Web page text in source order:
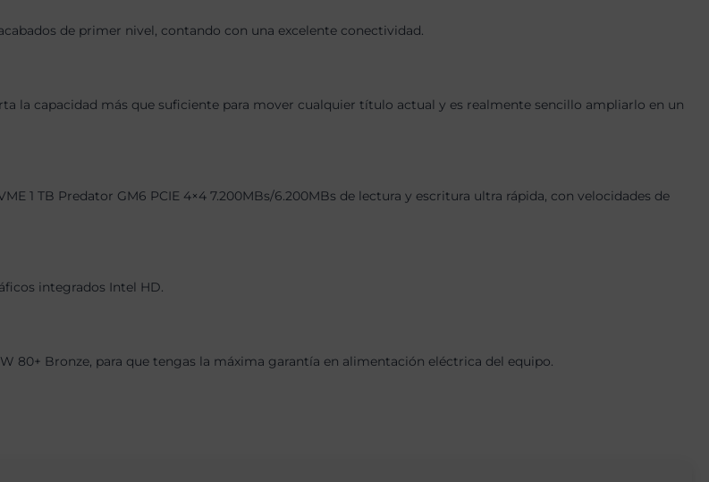
de primer nivel, contando con una excelente conectividad.
la capacidad más que suficiente para mover cualquier título actual y es realmente sencillo ampliarlo en un
1 TB Predator GM6 PCIE 4×4 7.200MBs/6.200MBs de lectura y escritura ultra rápida, con velocidades de
integrados Intel HD.
80+ Bronze, para que tengas la máxima garantía en alimentación eléctrica del equipo.